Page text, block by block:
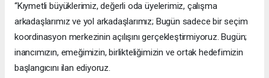
“Kıymetli büyüklerimiz, değerli oda üyelerimiz, çalışma
arkadaşlarımız ve yol arkadaşlarımız; Bugün sadece bir seçim
koordinasyon merkezinin açılışını gerçekleştirmiyoruz. Bugün;
inancımızın, emeğimizin, birlikteliğimizin ve ortak hedefimizin
başlangıcını ilan ediyoruz.